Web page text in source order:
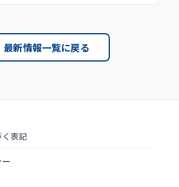
最新情報一覧に戻る
表記